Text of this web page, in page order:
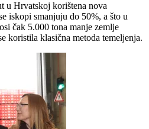
u Hrvatskoj korištena nova
iskopi smanjuju do 50%, a što u
čak 5.000 tona manje zemlje
koristila klasična metoda temeljenja.